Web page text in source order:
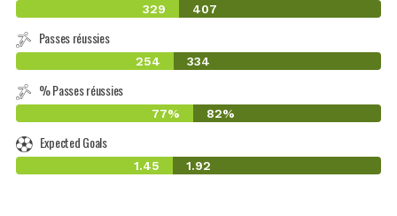
329 407
Passes réussies
254 334
% Passes réussies
77% 82%
Expected Goals
1.45 1.92